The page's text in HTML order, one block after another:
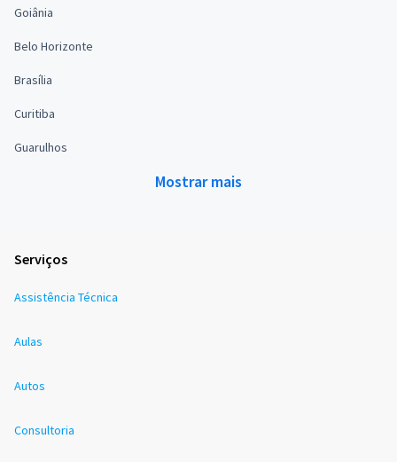
Goiânia
Belo Horizonte
Brasília
Curitiba
Guarulhos
Mostrar mais
Serviços
Assistência Técnica
Aulas
Autos
Consultoria